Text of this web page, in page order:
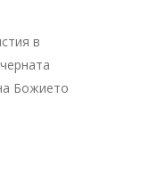
в
Божието